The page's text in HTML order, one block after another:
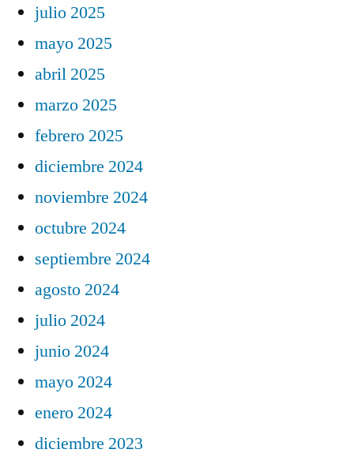
julio 2025
mayo 2025
abril 2025
marzo 2025
febrero 2025
diciembre 2024
noviembre 2024
octubre 2024
septiembre 2024
agosto 2024
julio 2024
junio 2024
mayo 2024
enero 2024
diciembre 2023